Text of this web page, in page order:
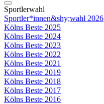
Sportlerwahl
Sportler*innen&shy;wahl 2026
Kölns Beste 2025
Kölns Beste 2024
Kölns Beste 2023
Kölns Beste 2022
Kölns Beste 2021
Kölns Beste 2019
Kölns Beste 2018
Kölns Beste 2017
Kölns Beste 2016